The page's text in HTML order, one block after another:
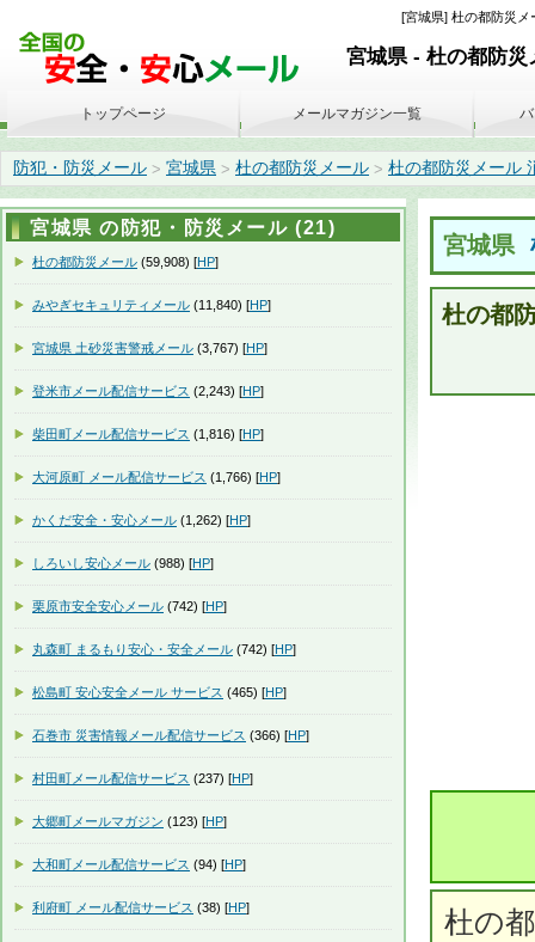
[宮城県] 杜の都防災
宮城県 - 杜の都防災
防犯・防災メール > 宮城県 > 杜の都防災メール > 杜の都防災メール
宮城県
杜の都
杜の
トップページ メールマガジン一覧
宮城県 の防犯・防災メール (21)
杜の都防災メール (59,908) [HP]
みやぎセキュリティメール (11,840) [HP]
宮城県 土砂災害警戒メール (3,767) [HP]
登米市メール配信サービス (2,243) [HP]
柴田町メール配信サービス (1,816) [HP]
大河原町 メール配信サービス (1,766) [HP]
かくだ安全・安心メール (1,262) [HP]
しろいし安心メール (988) [HP]
栗原市安全安心メール (742) [HP]
丸森町 まるもり安心・安全メール (742) [HP]
松島町 安心安全メール サービス (465) [HP]
石巻市 災害情報メール配信サービス (366) [HP]
村田町メール配信サービス (237) [HP]
大郷町メールマガジン (123) [HP]
大和町メール配信サービス (94) [HP]
利府町 メール配信サービス (38) [HP]